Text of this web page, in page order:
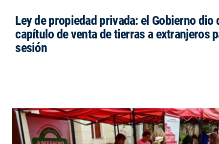
Ley de propiedad privada: el Gobierno dio
capítulo de venta de tierras a extranjeros
sesión